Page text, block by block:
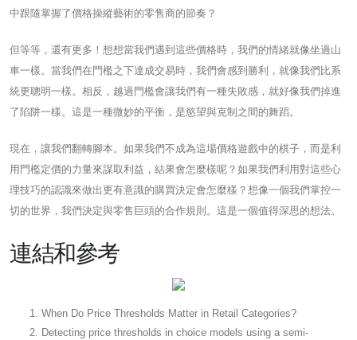
中跟隨掌握了價格操縱藝術的零售商的節奏？
但等等，還有更多！想想當我們遇到這些價格時，我們的情緒就像坐過山
車一樣。當我們在門檻之下達成交易時，我們會感到勝利，就像我們比系
統更聰明一樣。相反，越過門檻會讓我們有一種失敗感，就好像我們掉進
了陷阱一樣。這是一種微妙的平衡，是慾望與克制之間的舞蹈。
現在，讓我們翻轉腳本。如果我們不成為這場價格遊戲中的棋子，而是利
用門檻定價的力量來謀取利益，結果會怎麼樣呢？如果我們利用對這些心
理技巧的認識來做出更有意識的購買決定會怎麼樣？想像一個我們掌控一
切的世界，我們決定與零售巨頭的合作規則。這是一個值得深思的想法。
連結和參考
When Do Price Thresholds Matter in Retail Categories?
Detecting price thresholds in choice models using a semi-